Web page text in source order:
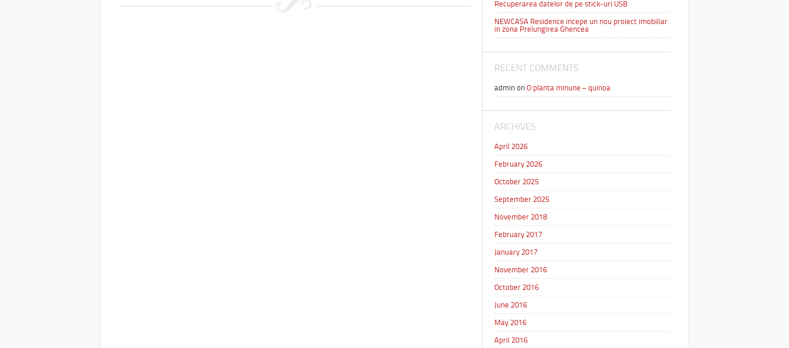
Recuperarea datelor de pe stick-uri USB
NEWCASA Residence incepe un nou proiect imobiliar
in zona Prelungirea Ghencea
RECENT COMMENTS
admin on O planta minune – quinoa
ARCHIVES
April 2026
February 2026
October 2025
September 2025
November 2018
February 2017
January 2017
November 2016
October 2016
June 2016
May 2016
April 2016